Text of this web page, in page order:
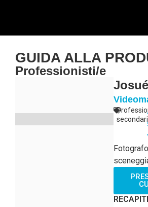
GUIDA ALLA
Professionisti/e